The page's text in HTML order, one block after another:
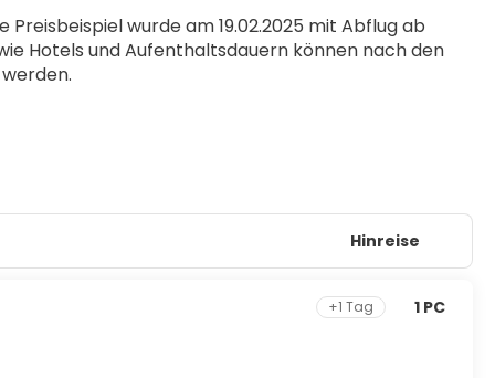
wurde am 19.02.2025 mit Abflug ab
Hotels und Aufenthaltsdauern können nach den
Hinreise
+1 Tag 1 PC